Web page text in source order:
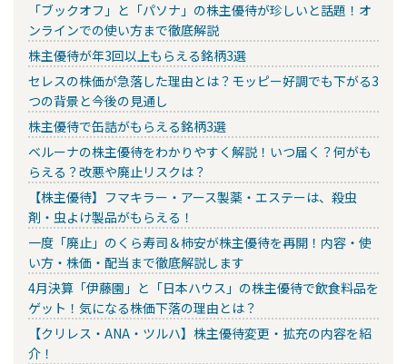
「ブックオフ」と「パソナ」の株主優待が珍しいと話題！オ
ンラインでの使い方まで徹底解説
株主優待が年3回以上もらえる銘柄3選
セレスの株価が急落した理由とは？モッピー好調でも下がる3
つの背景と今後の見通し
株主優待で缶詰がもらえる銘柄3選
ベルーナの株主優待をわかりやすく解説！いつ届く？何がも
らえる？改悪や廃止リスクは？
【株主優待】フマキラー・アース製薬・エステーは、殺虫
剤・虫よけ製品がもらえる！
一度「廃止」のくら寿司＆柿安が株主優待を再開！内容・使
い方・株価・配当まで徹底解説します
4月決算「伊藤園」と「日本ハウス」の株主優待で飲食料品を
ゲット！気になる株価下落の理由とは？
【クリレス・ANA・ツルハ】株主優待変更・拡充の内容を紹
介！